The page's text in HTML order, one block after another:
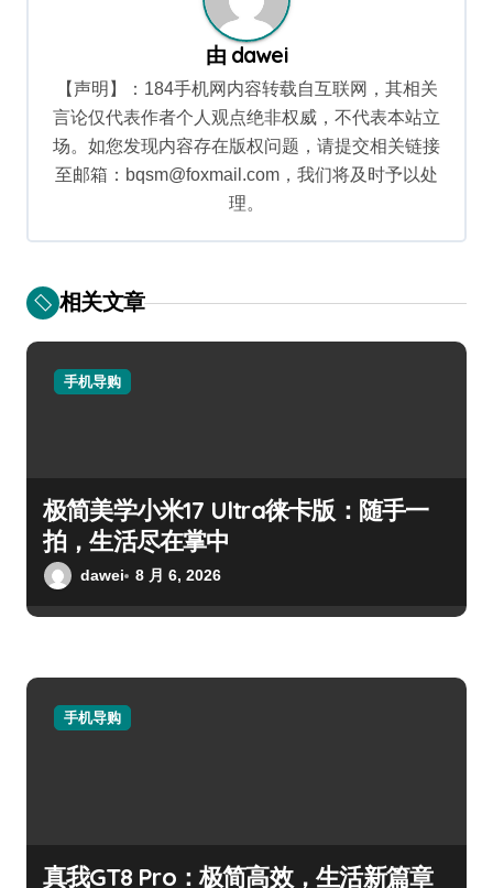
由 dawei
【声明】：184手机网内容转载自互联网，其相关
言论仅代表作者个人观点绝非权威，不代表本站立
场。如您发现内容存在版权问题，请提交相关链接
至邮箱：bqsm@foxmail.com，我们将及时予以处
理。
相关文章
手机导购
极简美学小米17 Ultra徕卡版：随手一
拍，生活尽在掌中
dawei 8 月 6, 2026
手机导购
真我GT8 Pro：极简高效，生活新篇章